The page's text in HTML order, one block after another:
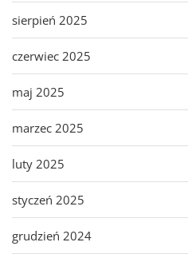
sierpień 2025
czerwiec 2025
maj 2025
marzec 2025
luty 2025
styczeń 2025
grudzień 2024